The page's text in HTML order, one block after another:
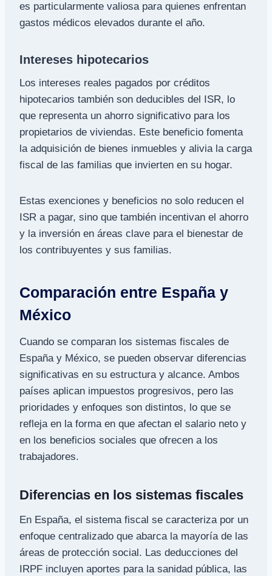
es particularmente valiosa para quienes enfrentan
gastos médicos elevados durante el año.
Intereses hipotecarios
Los intereses reales pagados por créditos
hipotecarios también son deducibles del ISR, lo
que representa un ahorro significativo para los
propietarios de viviendas. Este beneficio fomenta
la adquisición de bienes inmuebles y alivia la carga
fiscal de las familias que invierten en su hogar.
Estas exenciones y beneficios no solo reducen el
ISR a pagar, sino que también incentivan el ahorro
y la inversión en áreas clave para el bienestar de
los contribuyentes y sus familias.
Comparación entre España y
México
Cuando se comparan los sistemas fiscales de
España y México, se pueden observar diferencias
significativas en su estructura y alcance. Ambos
países aplican impuestos progresivos, pero las
prioridades y enfoques son distintos, lo que se
refleja en la forma en que afectan el salario neto y
en los beneficios sociales que ofrecen a los
trabajadores.
Diferencias en los sistemas fiscales
En España, el sistema fiscal se caracteriza por un
enfoque centralizado que abarca la mayoría de las
áreas de protección social. Las deducciones del
IRPF incluyen aportes para la sanidad pública, las